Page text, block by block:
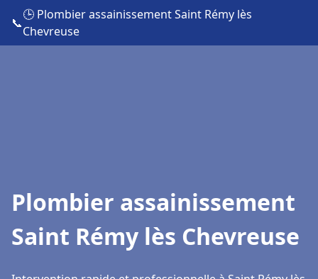
📞
🕒 Plombier assainissement Saint Rémy lès
Chevreuse
Plombier assainissement
Saint Rémy lès Chevreuse